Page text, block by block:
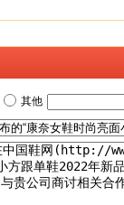
其他